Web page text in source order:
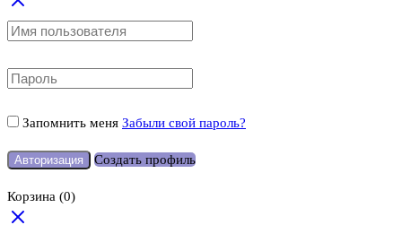
Запомнить меня Забыли свой пароль?
Авторизация Создать профиль
Корзина (0)